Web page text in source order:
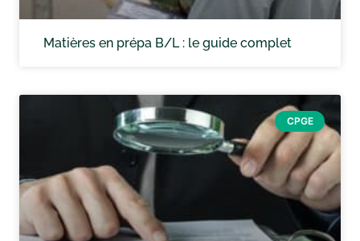
Matières en prépa B/L : le guide complet
CPGE